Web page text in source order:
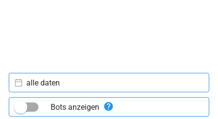
alle daten
Bots anzeigen